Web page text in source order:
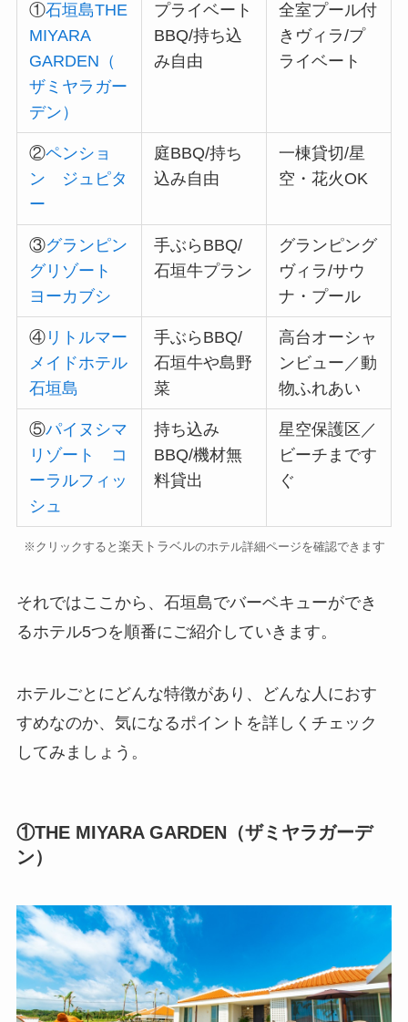
①石垣島THE
MIYARA
GARDEN（
ザミヤラガー
デン）
プライベート
BBQ/持ち込
み自由
全室プール付
きヴィラ/プ
ライベート
②ペンショ
ン ジュピタ
ー
庭BBQ/持ち
込み自由
一棟貸切/星
空・花火OK
③グランピン
グリゾート
ヨーカブシ
手ぶらBBQ/
石垣牛プラン
グランピング
ヴィラ/サウ
ナ・プール
④ リトルマー
メイドホテル
石垣島
手ぶらBBQ/
石垣牛や島野
菜
高台オーシャ
ンビュー／動
物ふれあい
⑤パイヌシマ
リゾート コ
ーラルフィッ
シュ
持ち込み
BBQ/機材無
料貸出
星空保護区／
ビーチまです
ぐ
※クリックすると 楽天トラベルのホテル詳細ページを確認できま す
それではここから、石垣島でバーベキューができ
るホテル5つを順番にご紹介していきます。
ホテルごとにどんな特徴があり、どんな人におす
すめなのか、気になるポイントを詳しくチェック
してみましょう。
①THE MIYARA GARDEN（ザミヤラガーデ
ン）